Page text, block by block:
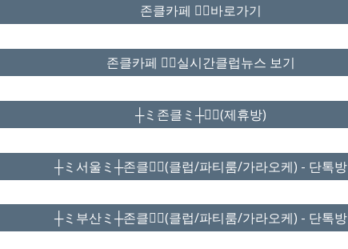
존클카페 ❤️‍🔥바로가기
존클카페 ❤️‍🔥실시간클럽뉴스 보기
┼ミ존클ミ┼❤️‍🔥(제휴방)
┼ミ서울ミ┼존클❤️‍🔥(클럽/파티룸/가라오케) - 단톡방
┼ミ부산ミ┼존클❤️‍🔥(클럽/파티룸/가라오케) - 단톡방